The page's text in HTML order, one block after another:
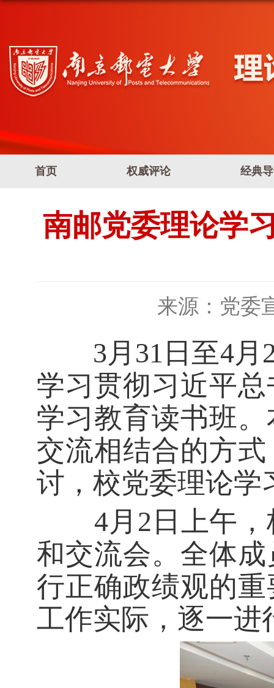
首页 权威评论 经典
南邮党委理论学
来源：党委
3月31日至4月2
学习贯彻习近平
学习教育读书班
交流相结合的方
讨，校党委理论学
4月2日上午，
和交流会。全体
行正确政绩观的
工作实际，逐一进